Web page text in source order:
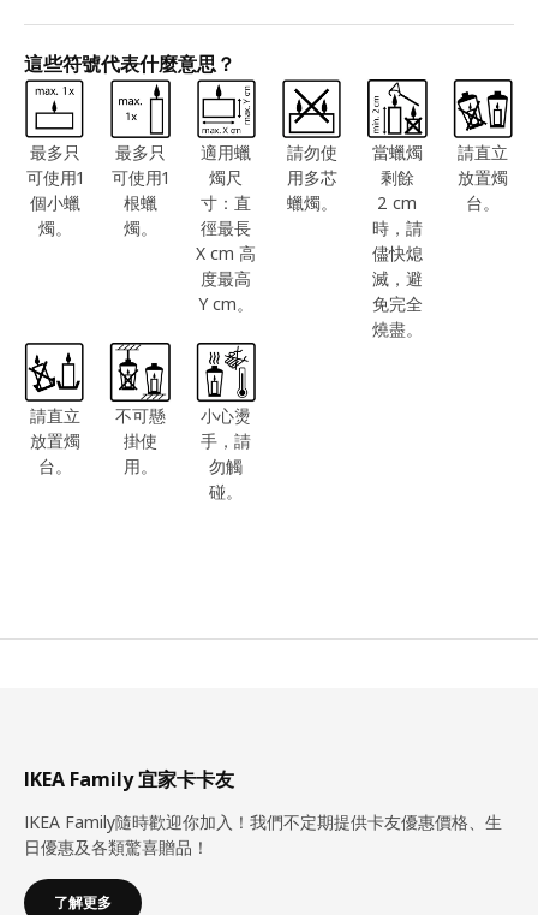
這些符號代表什麼意思？
最多只
可使用1
個小蠟
燭。
最多只
可使用1
根蠟
燭。
適用蠟
燭尺
寸：直
徑最長
X cm 高
度最高
Y cm。
請勿使
用多芯
蠟燭。
當蠟燭
剩餘
2 cm
時，請
儘快熄
滅，避
免完全
燒盡。
請直立
放置燭
台。
請直立
放置燭
台。
不可懸
掛使
用。
小心燙
手，請
勿觸
碰。
IKEA Family 宜家卡卡友
IKEA Family隨時歡迎你加入！我們不定期提供卡友優惠價格、生
日優惠及各類驚喜贈品！
了解更多